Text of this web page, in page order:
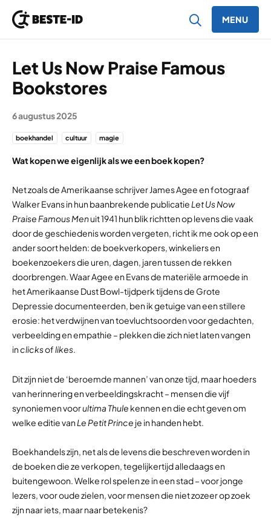
MENU
Let Us Now Praise Famous
Bookstores
6 augustus 2025
boekhandel cultuur magie
Wat kopen we eigenlijk als we een boek kopen?
Net zoals de Amerikaanse schrijver James Agee en fotograaf
Walker Evans in hun baanbrekende publicatie Let Us Now
Praise Famous Menuit 1941 hun blik richtten op levens die vaak
door de geschiedenis worden vergeten, richt ik me ook op een
ander soort helden: de boekverkopers, winkeliers en
boekenzoekers die uren, dagen, jaren tussen de rekken
doorbrengen. Waar Agee en Evans de materiële armoede in
het Amerikaanse Dust Bowl-tijdperk tijdens de Grote
Depressie documenteerden, ben ik getuige van een stillere
erosie: het verdwijnen van toevluchtsoorden voor gedachten,
verbeelding en empathie – plekken die zich niet laten vangen
inclicksoflikes.
Dit zijn niet de ‘beroemde mannen’ van onze tijd, maar hoeders
van herinnering en verbeeldingskracht – mensen die vijf
synoniemen voorultima Thule kennen en die echt geven om
welke editie van Le Petit Prince je in handen hebt.
Boekhandels zijn, net als de levens die beschreven worden in
de boeken die ze verkopen, tegelijkertijd alledaags en
buitengewoon. Welke rol spelen ze in een stad – voor jonge
lezers, voor oude zielen, voor mensen die niet zozeer op zoek
zijn naar iets, maar naar betekenis?